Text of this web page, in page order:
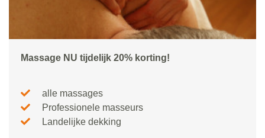
Massage NU tijdelijk 20% korting!
alle massages
Professionele masseurs
Landelijke dekking